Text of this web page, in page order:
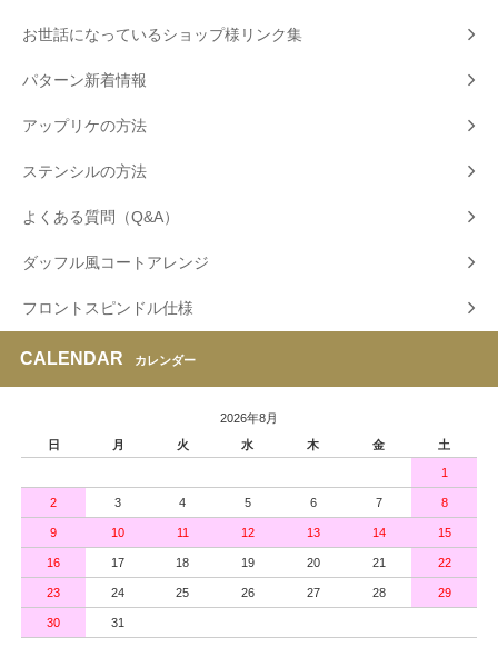
お世話になっているショップ様リンク集
パターン新着情報
アップリケの方法
ステンシルの方法
よくある質問（Q&A）
ダッフル風コートアレンジ
フロントスピンドル仕様
CALENDAR カレンダー
2026年8月
日
月 火 水 木 金 土
1
2 3 4 5 6 7 8
9 10 11 12 13 14 15
16 17 18 19 20 21 22
23 24 25 26 27 28 29
30 31